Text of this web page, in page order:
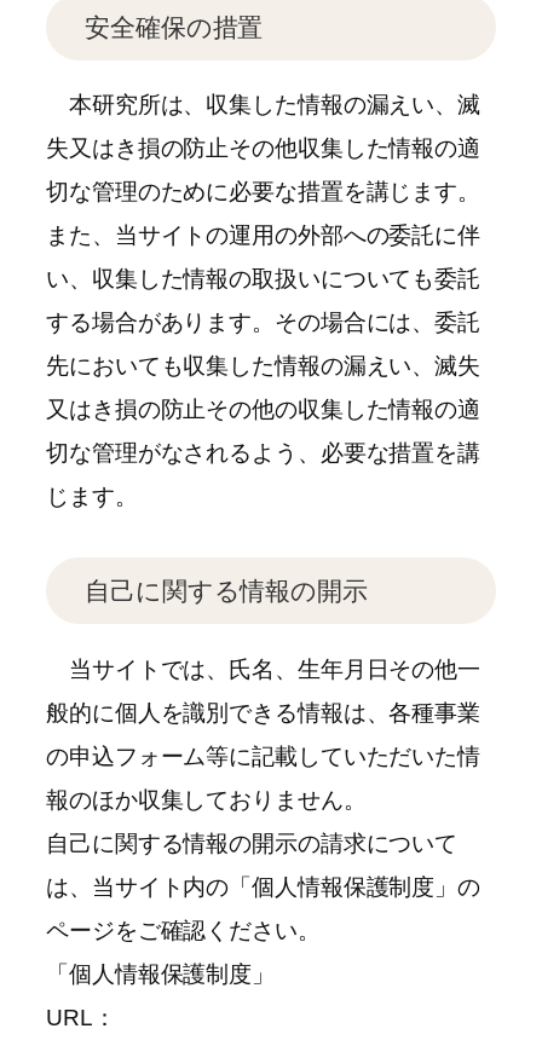
安全確保の措置
本研究所は、収集した情報の漏えい、滅
失又はき損の防止その他収集した情報の適
切な管理のために必要な措置を講じます。
また、当サイトの運用の外部への委託に伴
い、収集した情報の取扱いについても委託
する場合があります。その場合には、委託
先においても収集した情報の漏えい、滅失
又はき損の防止その他の収集した情報の適
切な管理がなされるよう、必要な措置を講
じます。
自己に関する情報の開示
当サイトでは、氏名、生年月日その他一
般的に個人を識別できる情報は、各種事業
の申込フォーム等に記載していただいた情
報のほか収集しておりません。
自己に関する情報の開示の請求について
は、当サイト内の「個人情報保護制度」の
ページをご確認ください。
「個人情報保護制度」
URL：